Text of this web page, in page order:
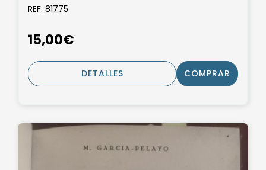
REF: 81775
15,00€
DETALLES COMPRAR